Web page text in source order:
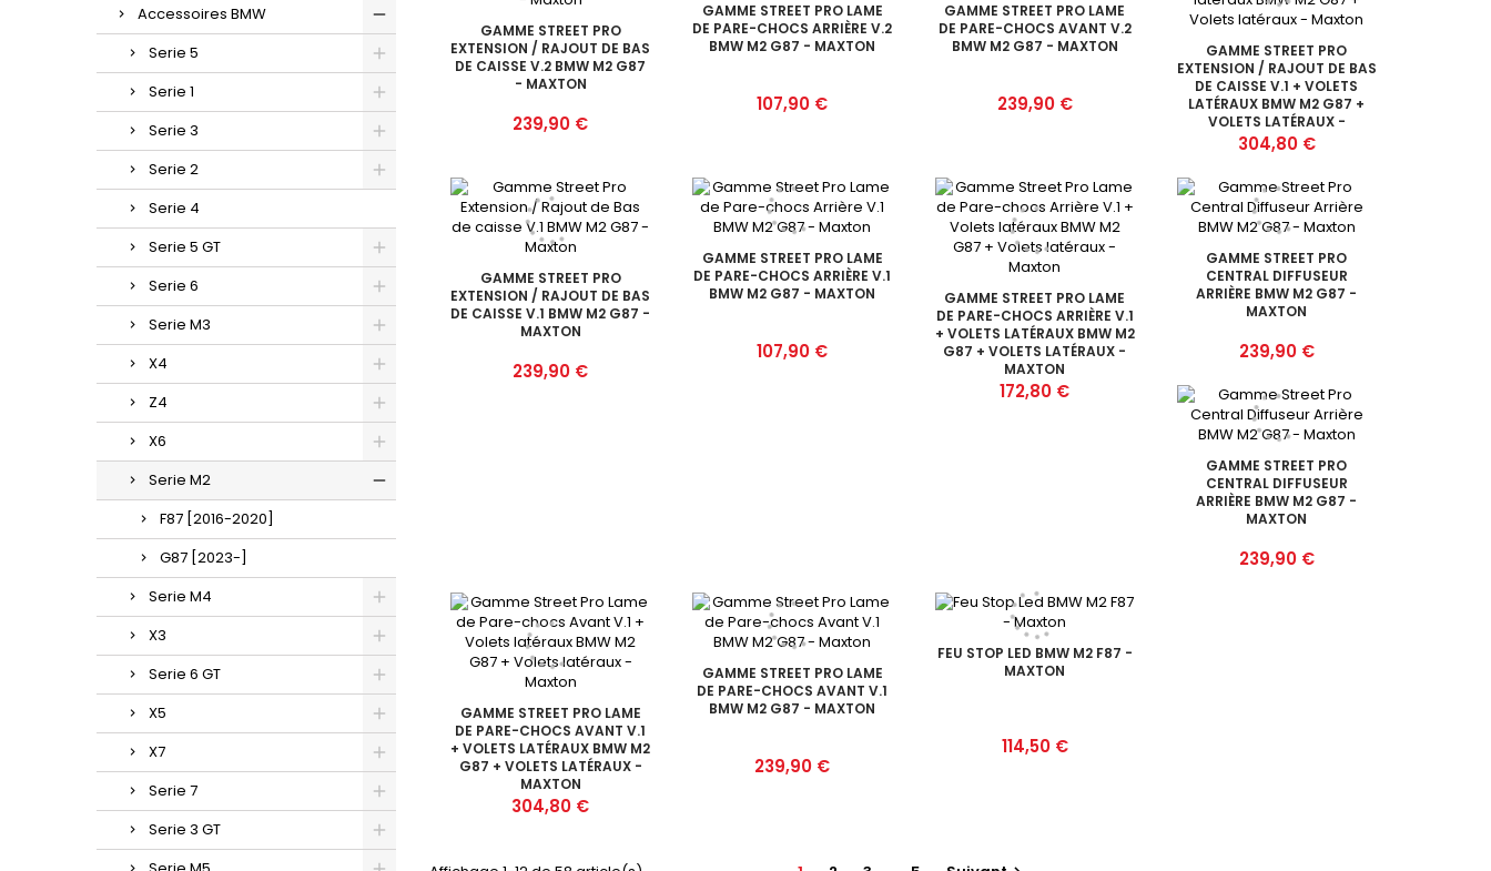
Accessoires BMW
Serie 5
Serie 1
Serie 3
Serie 2
Serie 4
Serie 5 GT
Serie 6
Serie M3
X4
Z4
X6
Serie M2
F87 [2016-2020]
G87 [2023-]
Serie M4
X3
Serie 6 GT
X5
X7
Serie 7
Serie 3 GT
GAMME STREET PRO
EXTENSION / RAJOUT DE BAS
DE CAISSE V.2 BMW M2 G87
- MAXTON
Prix
239,90 €
GAMME STREET PRO LAME
DE PARE-CHOCS ARRIÈRE V.2
BMW M2 G87 - MAXTON
Prix
107,90 €
GAMME STREET PRO LAME
DE PARE-CHOCS AVANT V.2
BMW M2 G87 - MAXTON
Prix
239,90 €
GAMME STREET PRO
EXTENSION / RAJOUT DE BAS
DE CAISSE V.1 + VOLETS
LATÉRAUX BMW M2 G87 +
VOLETS LATÉRAUX -
MAXTON
Prix
304,80 €
GAMME STREET PRO
EXTENSION / RAJOUT DE BAS
DE CAISSE V.1 BMW M2 G87 -
MAXTON
Prix
239,90 €
GAMME STREET PRO LAME
DE PARE-CHOCS ARRIÈRE V.1
BMW M2 G87 - MAXTON
Prix
107,90 €
GAMME STREET PRO LAME
DE PARE-CHOCS ARRIÈRE V.1
+ VOLETS LATÉRAUX BMW M2
G87 + VOLETS LATÉRAUX -
MAXTON
Prix
172,80 €
GAMME STREET PRO
CENTRAL DIFFUSEUR
ARRIÈRE BMW M2 G87 -
MAXTON
Prix
239,90 €
GAMME STREET PRO
CENTRAL DIFFUSEUR
ARRIÈRE BMW M2 G87 -
MAXTON
Prix
239,90 €
GAMME STREET PRO LAME
DE PARE-CHOCS AVANT V.1
+ VOLETS LATÉRAUX BMW M2
G87 + VOLETS LATÉRAUX -
MAXTON
Prix
304,80 €
GAMME STREET PRO LAME
DE PARE-CHOCS AVANT V.1
BMW M2 G87 - MAXTON
Prix
239,90 €
FEU STOP LED BMW M2 F87 -
MAXTON
Prix
114,50 €